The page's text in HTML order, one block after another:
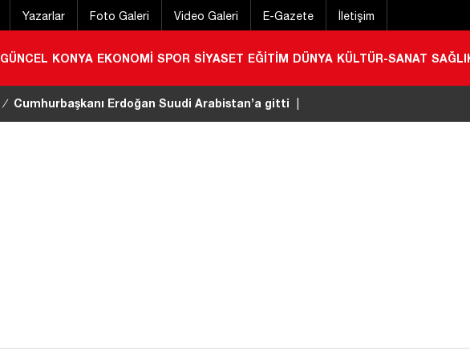
Yazarlar Foto Galeri Video Galeri E-Gazete İletişim
GÜNCEL KONYA EKONOMİ SPOR SİYASET EĞİTİM DÜNYA KÜLTÜR-SANAT
/ Cumhurbaşkanı Erdoğan Suudi Arabistan’a gitti